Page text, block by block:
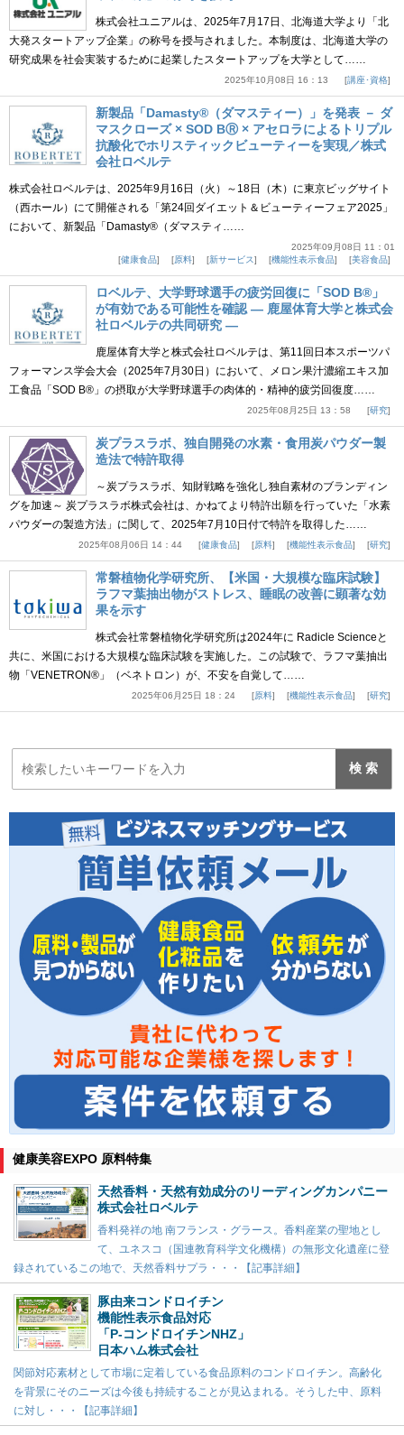
株式会社ユニアルは、2025年7月17日、北海道大学より「北
大発スタートアップ企業」の称号を授与されました。本制度は、北海道大学の
研究成果を社会実装するために起業したスタートアップを大学として……
2025年10月08日 16：13 講座･資格
新製品「Damasty®（ダマスティー）」を発表 － ダ
マスクローズ × SOD BⓇ × アセロラによるトリプル
抗酸化でホリスティックビューティーを実現／株式
会社ロベルテ
株式会社ロベルテは、2025年9月16日（火）～18日（木）に東京ビッグサイト
（西ホール）にて開催される「第24回ダイエット＆ビューティーフェア2025」
において、新製品「Damasty®（ダマスティ……
2025年09月08日 11：01
健康食品
原料 新サービス 機能性表示食品 美容食品
ロベルテ、大学野球選手の疲労回復に「SOD B®」
が有効である可能性を確認 ― 鹿屋体育大学と株式会
社ロベルテの共同研究 ―
鹿屋体育大学と株式会社ロベルテは、第11回日本スポーツパ
フォーマンス学会大会（2025年7月30日）において、メロン果汁濃縮エキス加
工食品「SOD B®」の摂取が大学野球選手の肉体的・精神的疲労回復度……
2025年08月25日 13：58 研究
炭プラスラボ、独自開発の水素・食用炭パウダー製
造法で特許取得
～炭プラスラボ、知財戦略を強化し独自素材のブランディン
グを加速～ 炭プラスラボ株式会社は、かねてより特許出願を行っていた「水素
パウダーの製造方法」に関して、2025年7月10日付で特許を取得した……
2025年08月06日 14：44 健康食品 原料 機能性表示食品 研究
常磐植物化学研究所、【米国・大規模な臨床試験】
ラフマ葉抽出物がストレス、睡眠の改善に顕著な効
果を示す
株式会社常磐植物化学研究所は2024年に Radicle Scienceと
共に、米国における大規模な臨床試験を実施した。この試験で、ラフマ葉抽出
物「VENETRON®」（ベネトロン）が、不安を自覚して……
2025年06月25日 18：24 原料 機能性表示食品 研究
健康美容EXPO 原料特集
天然香料・天然有効成分のリーディングカンパニー
株式会社ロベルテ
香料発祥の地 南フランス・グラース。香料産業の聖地とし
て、ユネスコ（国連教育科学文化機構）の無形文化遺産に登
録されているこの地で、天然香料サプラ・・・【記事詳細】
豚由来コンドロイチン
機能性表示食品対応
「P-コンドロイチンNHZ」
日本ハム株式会社
関節対応素材として市場に定着している食品原料のコンドロイチン。高齢化
を背景にそのニーズは今後も持続することが見込まれる。そうした中、原料
に対し・・・【記事詳細】